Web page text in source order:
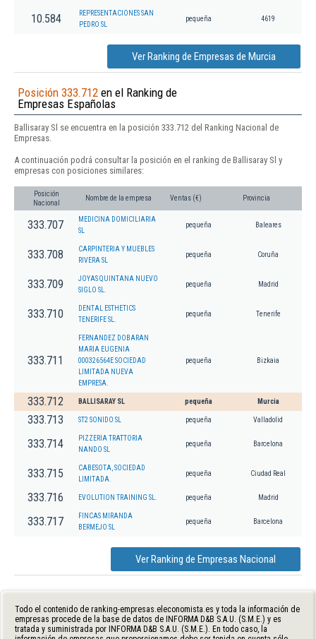
10.584
REPRESENTACIONES SAN
PEDRO SL
pequeña 4619
Ver Ranking de Empresas de Murcia
Posición 333.712 en el Ranking de
Empresas Españolas
Ballisaray Sl se encuentra en la posición 333.712 del Ranking Nacional de
Empresas.
A continuación podrá consultar la posición en el ranking de Ballisaray Sl y
empresas con posiciones similares:
Posición
Nacional
Nombre de la empresa Ventas (€) Provincia
333.707
MEDICINA DOMICILIARIA
SL
pequeña Baleares
333.708
CARPINTERIA Y MUEBLES
RIVERA SL
pequeña Coruña
333.709
JOYAS QUINTANA NUEVO
SIGLO SL.
pequeña Madrid
333.710
DENTAL ESTHETICS
TENERIFE SL.
pequeña Tenerife
333.711
FERNANDEZ DOBARAN
MARIA EUGENIA
000326564E SOCIEDAD
LIMITADA NUEVA
EMPRESA.
pequeña Bizkaia
333.712 BALLISARAY SL pequeña Murcia
333.713 ST2 SONIDO SL pequeña Valladolid
333.714
PIZZERIA TRATTORIA
NANDO SL
pequeña Barcelona
333.715
CABESOTA, SOCIEDAD
LIMITADA.
pequeña Ciudad Real
333.716 EVOLUTION TRAINING SL. pequeña Madrid
333.717
FINCAS MIRANDA
BERMEJO SL
pequeña Barcelona
Ver Ranking de Empresas Nacional
Todo el contenido de ranking-empresas.eleconomista.es y toda la información de
empresas procede de la base de datos de INFORMA D&B S.A.U. (S.M.E.) y es
tratada y suministrada por INFORMA D&B S.A.U. (S.M.E.). En todo caso, la